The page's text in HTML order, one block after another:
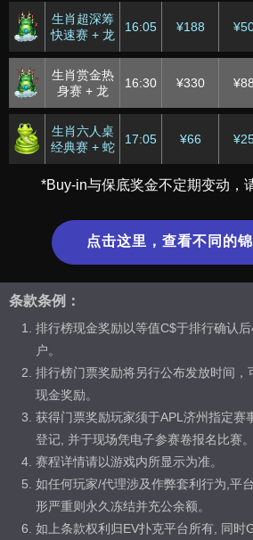
生肖超深筹
快速赛 + 龙
16:05 ¥188
生肖赏金热
身赛 + 龙
16:30 ¥330
生肖六人桌
经典赛 + 蛇
17:05 ¥66
生肖竞速经
18:05 ¥110
生肖赏金赛
18:30 ¥33
生肖豪客主
生肖深筹六
人桌赏金快
速赛 + 羊
19:30 ¥55
生肖皇家豪
客赛 + 猴
20:00 ¥2,026
生肖之王主
赛 + 猴
20:00 ¥388
*Buy-in与保底奖金不定期变动，
点击这里，查看不同的
条款条例：
排行榜现金奖励以等值C$于排行确认
户。
排行榜门票奖励将另行公布发放时间，
现金奖励。
获得门票奖励玩家须于APL济州指定赛
登记, 并于现场凭电子参赛卷报名比赛。
赛程详情请以游戏内所显示为准。
如任何玩家/代理涉及作弊套利行为,平
形严重则永久冻结并充公余额。
如上条款权利归EV扑克平台所有, 同时